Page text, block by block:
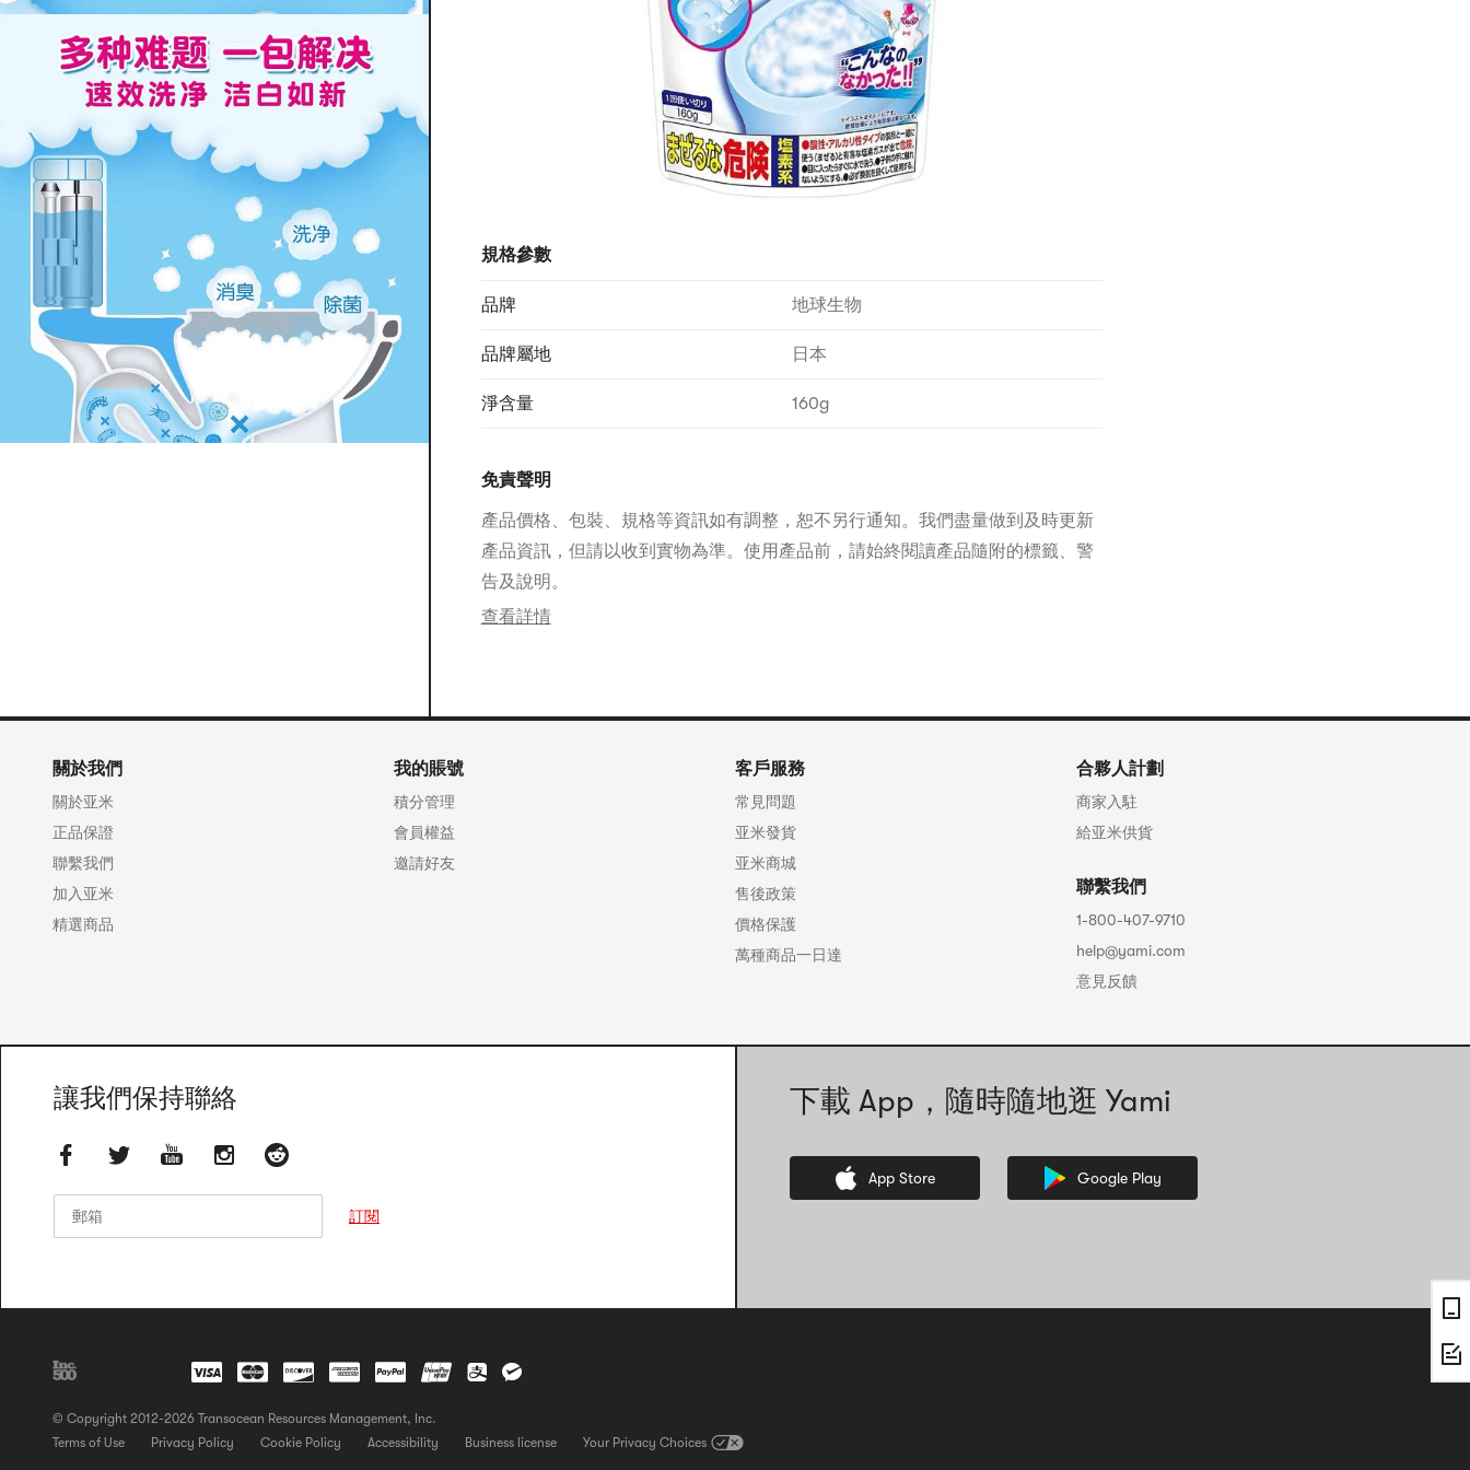
規格參數
品牌 地球生物
品牌屬地 日本
淨含量 160g
免責聲明
產品價格、包裝、規格等資訊如有調整，恕不另行通知。我們盡量做到及時更新
產品資訊，但請以收到實物為準。使用產品前，請始終閱讀產品隨附的標籤、警
告及說明。
查看詳情
關於我們
關於亚米
正品保證
聯繫我們
加入亚米
精選商品
我的賬號
積分管理
會員權益
邀請好友
客戶服務
常見問題
亚米發貨
亚米商城
售後政策
價格保護
萬種商品一日達
合夥人計劃
商家入駐
給亚米供貨
聯繫我們
1-800-407-9710
help@yami.com
意見反饋
讓我們保持聯絡
訂閱
下載 App，隨時隨地逛 Yami
App Store Google Play
© Copyright 2012-2026 Transocean Resources Management, Inc.
Terms of Use
Privacy Policy Cookie Policy Accessibility Business license 查看營業執照。請注意，此連結將直接開啟一張營業執照的圖片檔案，其中的文字資訊可能需要人工協助解讀。
Your Privacy Choices